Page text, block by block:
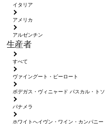
イタリア
アメリカ
アルゼンチン
生産者
すべて
ヴァイングート・ピーロート
ボデガス・ヴィニャード パスカル・トソ
パナメラ
ホワイトへイヴン・ワイン・カンパニー